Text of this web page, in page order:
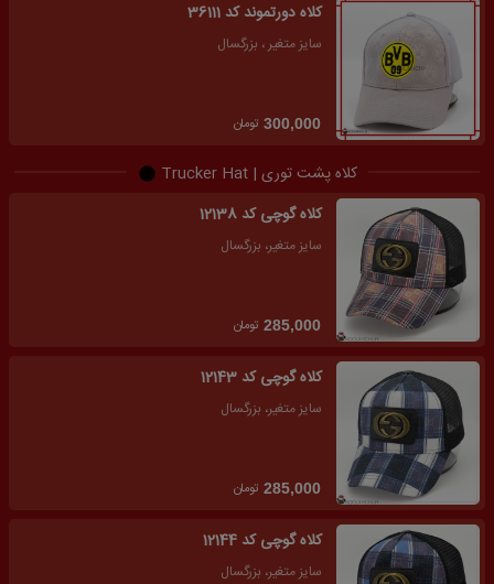
کلاه دورتموند کد 36111
سایز متغیر ، بزرگسال
300,000 تومان
کلاه پشت توری | Trucker Hat
کلاه گوچی کد 12138
سایز متغیر، بزرگسال
285,000 تومان
کلاه گوچی کد 12143
سایز متغیر، بزرگسال
285,000 تومان
کلاه گوچی کد 12144
سایز متغیر، بزرگسال